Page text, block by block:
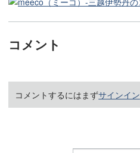
コメント
コメントするにはまずサインイン